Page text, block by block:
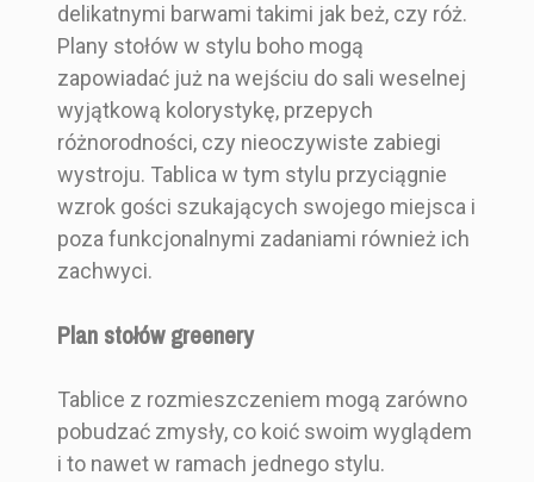
delikatnymi barwami takimi jak beż, czy róż.
Plany stołów w stylu boho mogą
zapowiadać już na wejściu do sali weselnej
wyjątkową kolorystykę, przepych
różnorodności, czy nieoczywiste zabiegi
wystroju. Tablica w tym stylu przyciągnie
wzrok gości szukających swojego miejsca i
poza funkcjonalnymi zadaniami również ich
zachwyci.
Plan stołów greenery
Tablice z rozmieszczeniem mogą zarówno
pobudzać zmysły, co koić swoim wyglądem
i to nawet w ramach jednego stylu.